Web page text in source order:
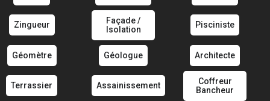
Zingueur
Façade /
Isolation
Pisciniste
Géomètre Géologue Architecte
Terrassier Assainissement
Coffreur
Bancheur